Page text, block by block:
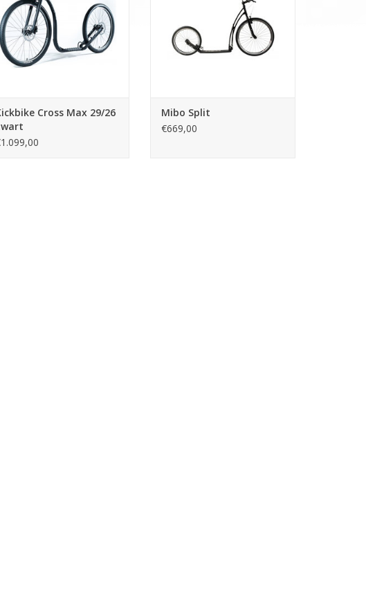
Cross Max 29/26
Opvouwbare versie van de GT.
GRATIS THUISBEZORGD.
TOEVOEGEN AAN WINKELWAGEN
Mibo Split
€669,00